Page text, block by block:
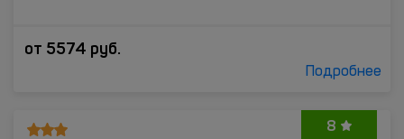
от 5574 руб.
Подробнее
8